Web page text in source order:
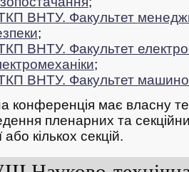
ВНТУ. Факультет
;
ВНТУ. Факультет
;
ВНТУ. Факультет
конференція має власну
пленарних та
або кількох секцій.